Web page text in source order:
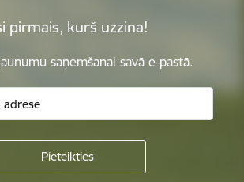
pirmais, kurš uzzina!
saņemšanai savā e-pastā.